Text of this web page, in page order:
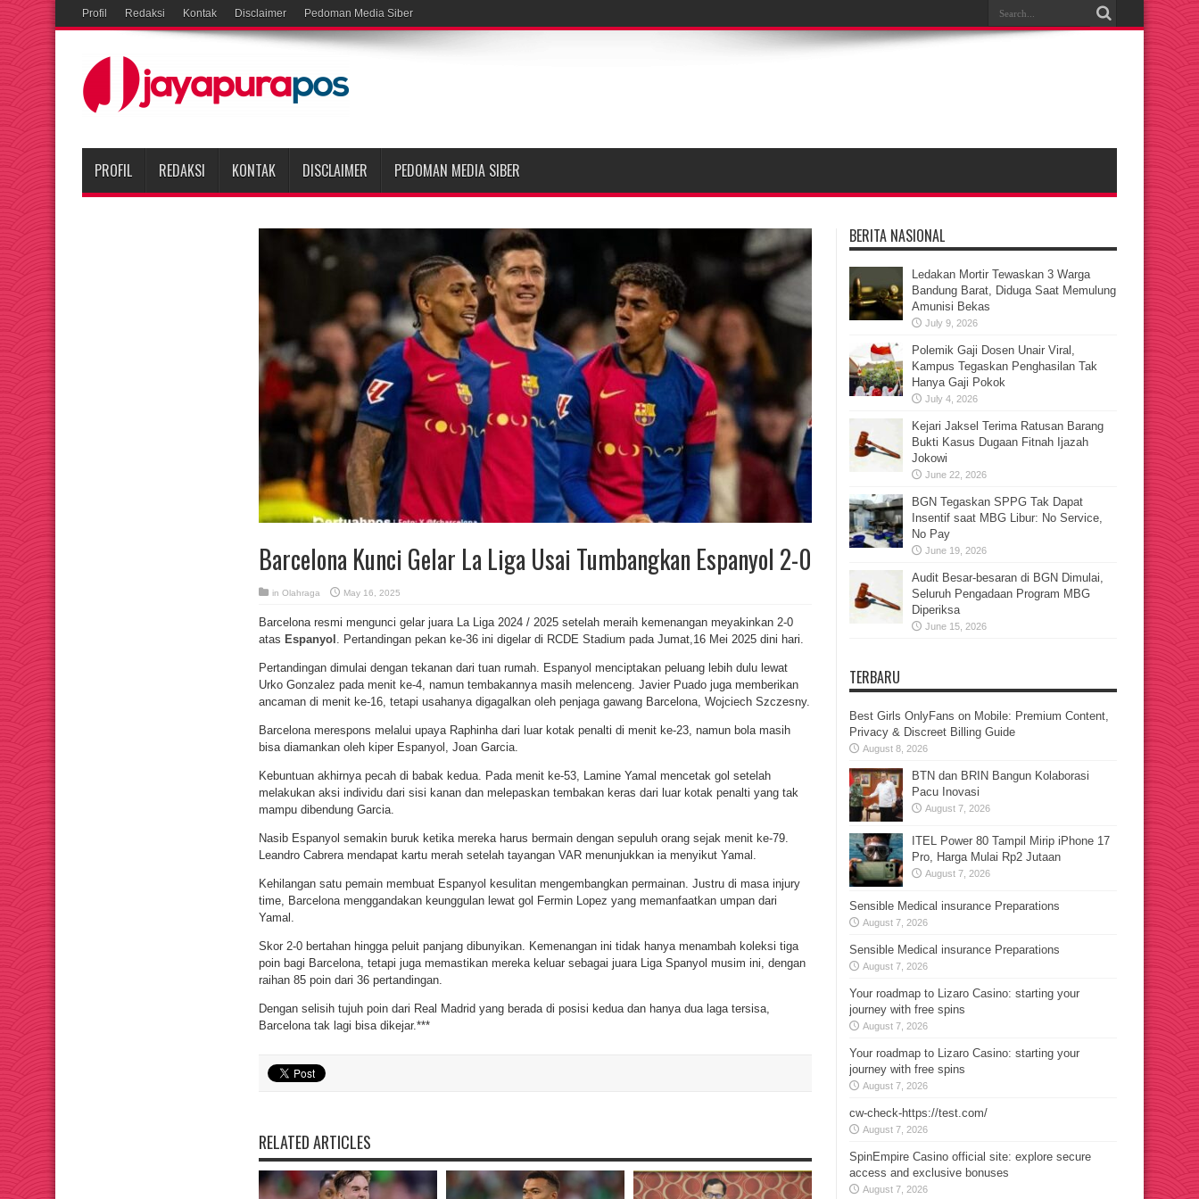
Profil Redaksi Kontak Disclaimer Pedoman Media Siber
PROFIL REDAKSI KONTAK DISCLAIMER PEDOMAN MEDIA SIBER
Barcelona Kunci Gelar La Liga Usai Tumbangkan Espanyol 2-0
in Olahraga May 16, 2025
Barcelona resmi mengunci gelar juara La Liga 2024 / 2025 setelah meraih kemenangan meyakinkan 2-0
atas Espanyol . Pertandingan pekan ke-36 ini digelar di RCDE Stadium pada Jumat,16 Mei 2025 dini hari.
Pertandingan dimulai dengan tekanan dari tuan rumah. Espanyol menciptakan peluang lebih dulu lewat
Urko Gonzalez pada menit ke-4, namun tembakannya masih melenceng. Javier Puado juga memberikan
ancaman di menit ke-16, tetapi usahanya digagalkan oleh penjaga gawang Barcelona, Wojciech Szczesny.
Barcelona merespons melalui upaya Raphinha dari luar kotak penalti di menit ke-23, namun bola masih
bisa diamankan oleh kiper Espanyol, Joan Garcia.
Kebuntuan akhirnya pecah di babak kedua. Pada menit ke-53, Lamine Yamal mencetak gol setelah
melakukan aksi individu dari sisi kanan dan melepaskan tembakan keras dari luar kotak penalti yang tak
mampu dibendung Garcia.
Nasib Espanyol semakin buruk ketika mereka harus bermain dengan sepuluh orang sejak menit ke-79.
Leandro Cabrera mendapat kartu merah setelah tayangan VAR menunjukkan ia menyikut Yamal.
Kehilangan satu pemain membuat Espanyol kesulitan mengembangkan permainan. Justru di masa injury
time, Barcelona menggandakan keunggulan lewat gol Fermin Lopez yang memanfaatkan umpan dari
Yamal.
Skor 2-0 bertahan hingga peluit panjang dibunyikan. Kemenangan ini tidak hanya menambah koleksi tiga
poin bagi Barcelona, tetapi juga memastikan mereka keluar sebagai juara Liga Spanyol musim ini, dengan
raihan 85 poin dari 36 pertandingan.
Dengan selisih tujuh poin dari Real Madrid yang berada di posisi kedua dan hanya dua laga tersisa,
Barcelona tak lagi bisa dikejar.***
RELATED ARTICLES
BERITA NASIONAL
Ledakan Mortir Tewaskan 3 Warga
Bandung Barat, Diduga Saat Memulung
Amunisi Bekas
July 9, 2026
Polemik Gaji Dosen Unair Viral,
Kampus Tegaskan Penghasilan Tak
Hanya Gaji Pokok
July 4, 2026
Kejari Jaksel Terima Ratusan Barang
Bukti Kasus Dugaan Fitnah Ijazah
Jokowi
June 22, 2026
BGN Tegaskan SPPG Tak Dapat
Insentif saat MBG Libur: No Service,
No Pay
June 19, 2026
Audit Besar-besaran di BGN Dimulai,
Seluruh Pengadaan Program MBG
Diperiksa
June 15, 2026
TERBARU
Best Girls OnlyFans on Mobile: Premium Content,
Privacy & Discreet Billing Guide
August 8, 2026
BTN dan BRIN Bangun Kolaborasi
Pacu Inovasi
August 7, 2026
ITEL Power 80 Tampil Mirip iPhone 17
Pro, Harga Mulai Rp2 Jutaan
August 7, 2026
Sensible Medical insurance Preparations
August 7, 2026
Sensible Medical insurance Preparations
August 7, 2026
Your roadmap to Lizaro Casino: starting your
journey with free spins
August 7, 2026
Your roadmap to Lizaro Casino: starting your
journey with free spins
August 7, 2026
cw-check-https://test.com/
August 7, 2026
SpinEmpire Casino official site: explore secure
access and exclusive bonuses
August 7, 2026